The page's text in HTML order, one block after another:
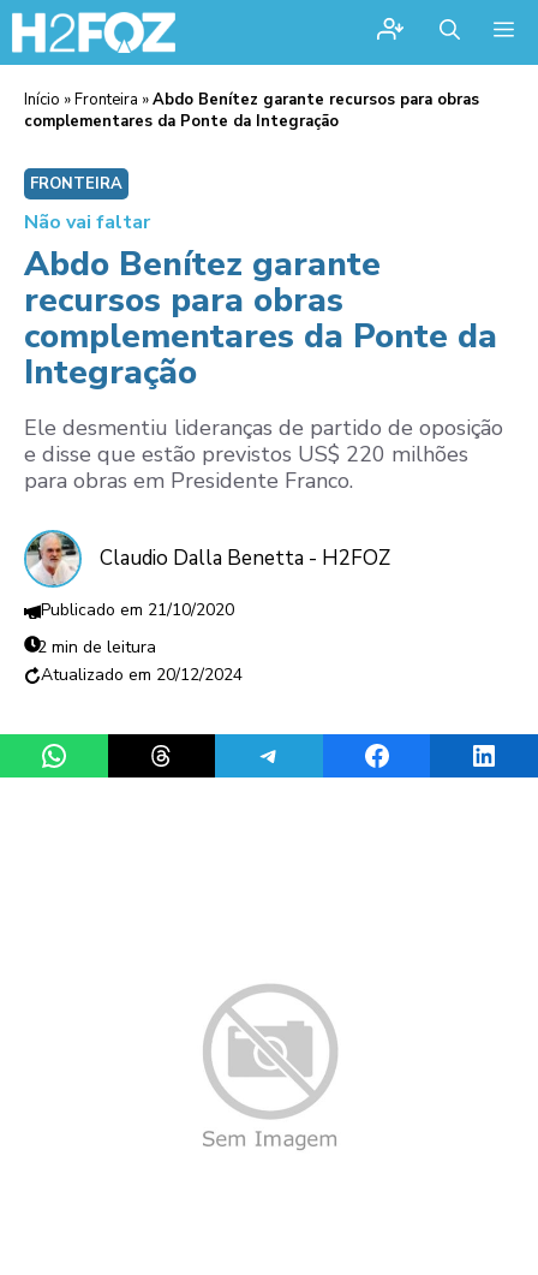
Início »Fronteira »Abdo Benítez garante recursos para obras
complementares da Ponte da Integração
FRONTEIRA
Não vai faltar
Abdo Benítez garante
recursos para obras
complementares da Ponte da
Integração
Ele desmentiu lideranças de partido de oposição
e disse que estão previstos US$ 220 milhões
para obras em Presidente Franco.
Claudio Dalla Benetta - H2FOZ
21/10/2020
2 min de leitura
20/12/2024
Share on WhatsAppShare on ThreadsShare on TelegramShare on Facebook